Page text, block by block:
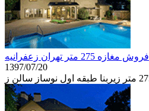
فروش مغازه 275 متر تهران زعفرانيه
1397/07/20